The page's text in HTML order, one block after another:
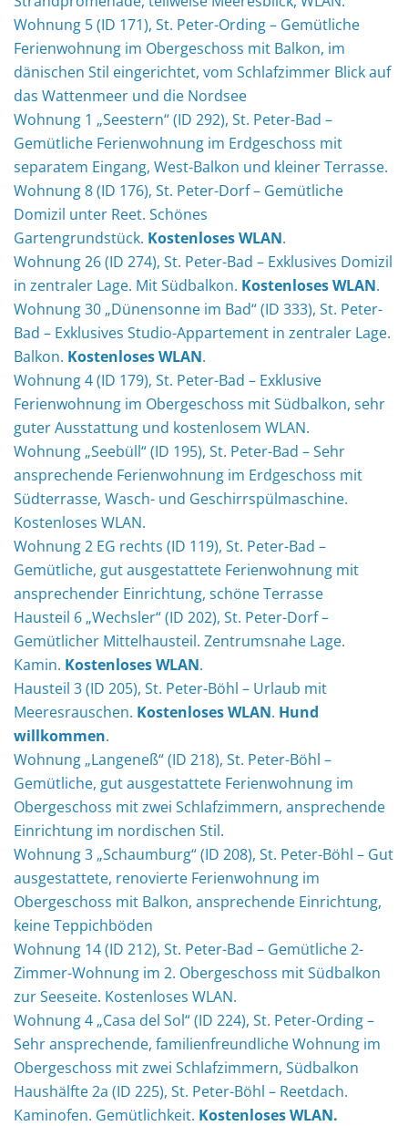
Wohnung 5 (ID 171), St. Peter-Ording – Gemütliche
Ferienwohnung im Obergeschoss mit Balkon, im
dänischen Stil eingerichtet, vom Schlafzimmer Blick auf
das Wattenmeer und die Nordsee
Wohnung 1 „Seestern“ (ID 292), St. Peter-Bad –
Gemütliche Ferienwohnung im Erdgeschoss mit
separatem Eingang, West-Balkon und kleiner Terrasse.
Wohnung 8 (ID 176), St. Peter-Dorf – Gemütliche
Domizil unter Reet. Schönes
Gartengrundstück. Kostenloses WLAN.
Wohnung 26 (ID 274), St. Peter-Bad – Exklusives Domizil
in zentraler Lage. Mit Südbalkon. Kostenloses WLAN.
Wohnung 30 „Dünensonne im Bad“ (ID 333), St. Peter-
Bad – Exklusives Studio-Appartement in zentraler Lage.
Balkon. Kostenloses WLAN.
Wohnung 4 (ID 179), St. Peter-Bad – Exklusive
Ferienwohnung im Obergeschoss mit Südbalkon, sehr
guter Ausstattung und kostenlosem WLAN.
Wohnung „Seebüll“ (ID 195), St. Peter-Bad – Sehr
ansprechende Ferienwohnung im Erdgeschoss mit
Südterrasse, Wasch- und Geschirrspülmaschine.
Kostenloses WLAN.
Wohnung 2 EG rechts (ID 119), St. Peter-Bad –
Gemütliche, gut ausgestattete Ferienwohnung mit
ansprechender Einrichtung, schöne Terrasse
Hausteil 6 „Wechsler“ (ID 202), St. Peter-Dorf –
Gemütlicher Mittelhausteil. Zentrumsnahe Lage.
Kamin. Kostenloses WLAN.
Hausteil 3 (ID 205), St. Peter-Böhl – Urlaub mit
Meeresrauschen. Kostenloses WLAN. Hund
willkommen.
Wohnung „Langeneß“ (ID 218), St. Peter-Böhl –
Gemütliche, gut ausgestattete Ferienwohnung im
Obergeschoss mit zwei Schlafzimmern, ansprechende
Einrichtung im nordischen Stil.
Wohnung 3 „Schaumburg“ (ID 208), St. Peter-Böhl – Gut
ausgestattete, renovierte Ferienwohnung im
Obergeschoss mit Balkon, ansprechende Einrichtung,
keine Teppichböden
Wohnung 14 (ID 212), St. Peter-Bad – Gemütliche 2-
Zimmer-Wohnung im 2. Obergeschoss mit Südbalkon
zur Seeseite. Kostenloses WLAN.
Wohnung 4 „Casa del Sol“ (ID 224), St. Peter-Ording –
Sehr ansprechende, familienfreundliche Wohnung im
Obergeschoss mit zwei Schlafzimmern, Südbalkon
Haushälfte 2a (ID 225), St. Peter-Böhl – Reetdach.
Kaminofen. Gemütlichkeit. Kostenloses WLAN.